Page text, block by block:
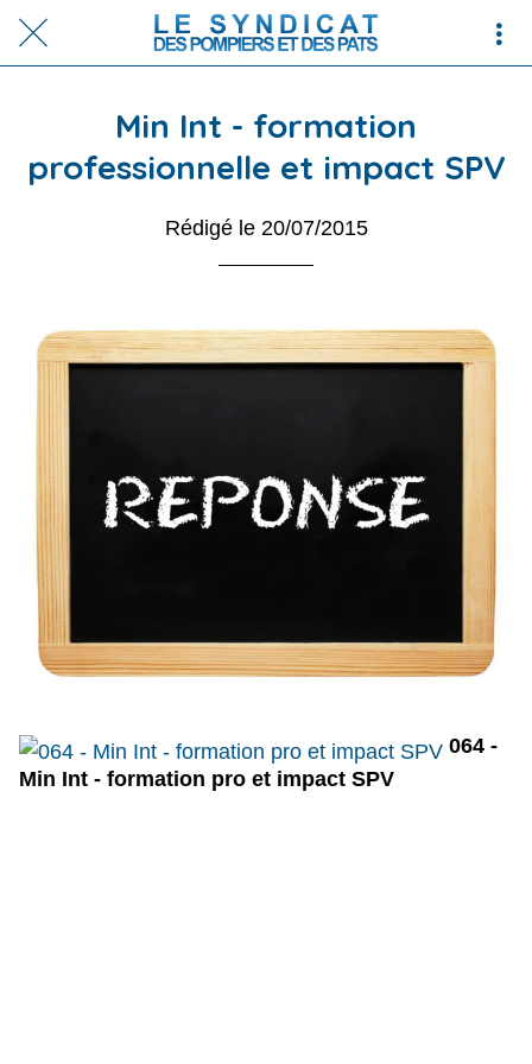
Min Int - formation
professionnelle et impact SPV
Rédigé le 20/07/2015
064 -
Min Int - formation pro et impact SPV